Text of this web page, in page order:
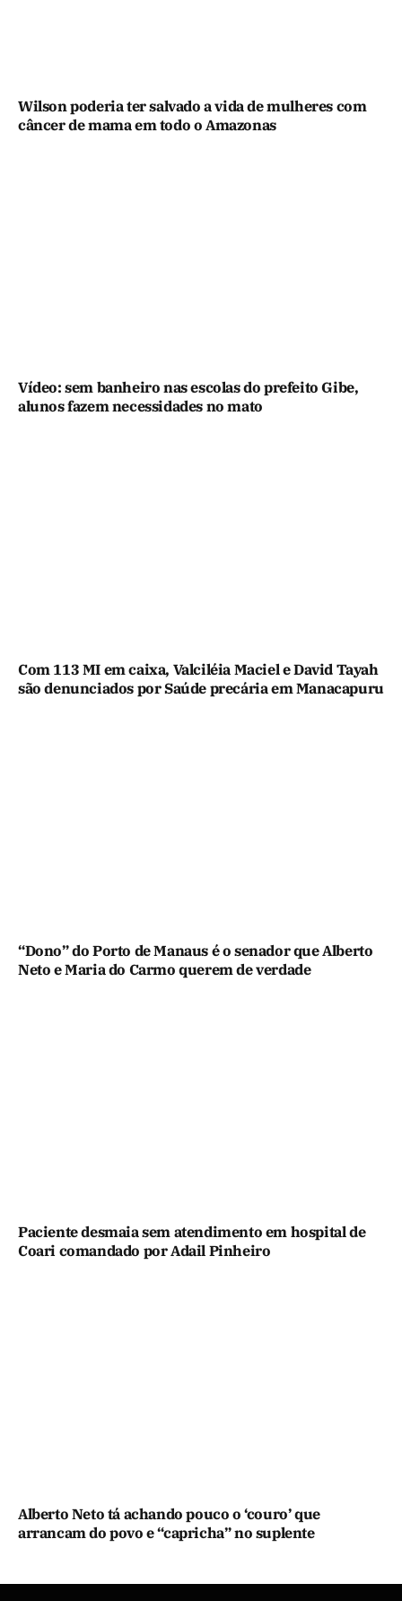
Wilson poderia ter salvado a vida de mulheres com
câncer de mama em todo o Amazonas
Vídeo: sem banheiro nas escolas do prefeito Gibe,
alunos fazem necessidades no mato
Com 113 MI em caixa, Valciléia Maciel e David Tayah
são denunciados por Saúde precária em Manacapuru
“Dono” do Porto de Manaus é o senador que Alberto
Neto e Maria do Carmo querem de verdade
Paciente desmaia sem atendimento em hospital de
Coari comandado por Adail Pinheiro
Alberto Neto tá achando pouco o ‘couro’ que
arrancam do povo e “capricha” no suplente